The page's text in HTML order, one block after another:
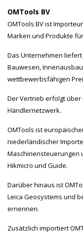
OMTools BV
OMTools BV ist
Marken und Produkte
Das Unternehmen
Bauwesen,
wettbewerbsfähigen
Der Vertrieb erfolgt
Händlernetzwerk.
OMTools ist
niederländischer
Maschinensteuerungen
Hikmicro und Guide.
Darüber hinaus ist
Leica Geosystems und
ernennen.
Zusätzlich importiert